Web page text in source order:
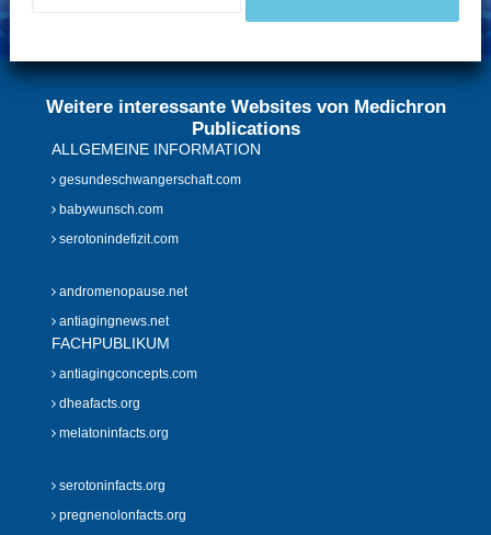
Weitere interessante Websites von Medichron
Publications
ALLGEMEINE INFORMATION
gesundeschwangerschaft.com
babywunsch.com
serotonindefizit.com
andromenopause.net
antiagingnews.net
FACHPUBLIKUM
antiagingconcepts.com
dheafacts.org
melatoninfacts.org
serotoninfacts.org
pregnenolonfacts.org